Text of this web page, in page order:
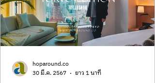
hoparound.co
30 มี.ค. 2567
ยาว 1 นาที